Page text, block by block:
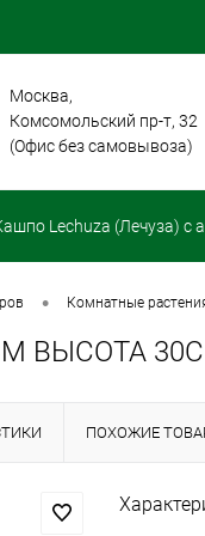
Москва,
Комсомольский пр-т, 32
(Офис без самовывоза)
Lechuza (Лечуза) с
• комнатные
ВЫСОТА
ПОХОЖИЕ